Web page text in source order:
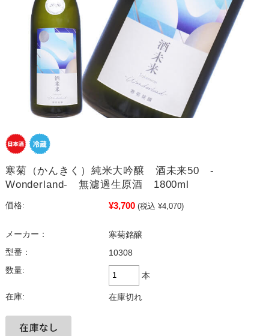
寒菊（かんきく）純米大吟醸 酒未来50 -
Wonderland- 無濾過生原酒 1800ml
価格: ¥3,700 (税込 ¥4,070)
メーカー：
寒菊銘醸
型番：
10308
数量:
本
在庫: 在庫切れ